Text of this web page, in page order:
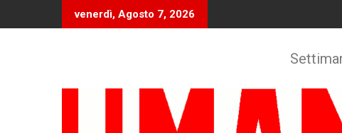
venerdì, Agosto 7, 2026